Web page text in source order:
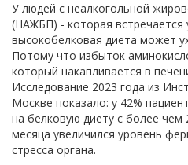
У людей с неалкогольной
(НАЖБП) - которая встречается
высокобелковая диета может
Потому что избыток
который накапливается в
Исследование 2023 года из
Москве показало: у 42%
на белковую диету с более чем
месяца увеличился уровень
стресса органа.